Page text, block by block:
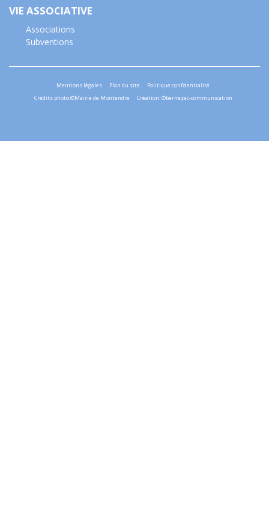
VIE ASSOCIATIVE
Associations
Subventions
Mentions légales Plan du site
Politique confidentialité
Crédits photo:©Mairie de Montendre
Création: ©bernezac-communication